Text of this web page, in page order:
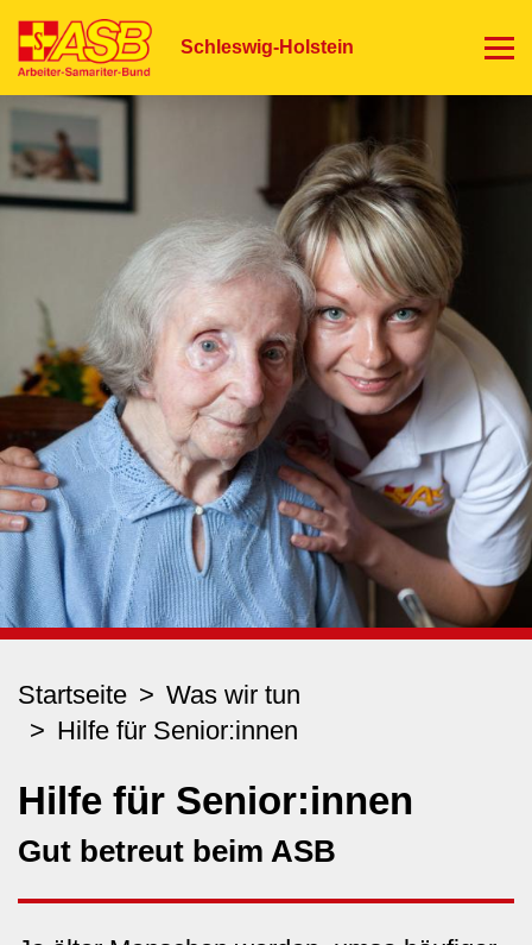
zum
Schleswig-Holstein
Startseite
Was wir tun
Hilfe für Senior:innen
Hilfe für Senior:innen
Gut betreut beim ASB